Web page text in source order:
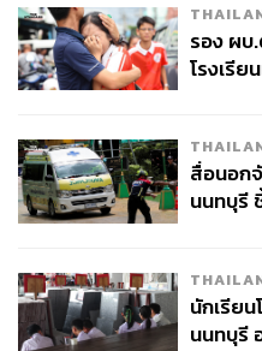
รอง ผบ
โรงเรี
สื่อนอก
นนทบุรี
นักเรีย
นนทบุรี